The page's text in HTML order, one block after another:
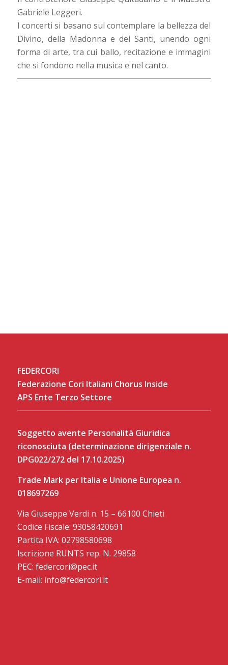
Gabriele Leggeri.
I concerti si basano sul contemplare la bellezza del
Divino, della Madonna e dei Santi, unendo ogni
forma di arte, tra cui ballo, recitazione e immagini
che si fondono nella musica e nel canto.
FEDERCORI
Federazione Cori Italiani Chorus Inside
APS Ente Terzo Settore
Soggetto avente Personalità Giuridica
riconosciuta (determinazione dirigenziale n.
DPG022/272 del 17.10.2025)
Trade Mark per Italia e Unione Europea n.
018697269
Via Giuseppe Verdi n. 15 – 66100 Chieti
Codice Fiscale: 93058420691
Partita IVA: 02798580698
Iscrizione RUNTS rep. N. 29858
PEC: federcori@pec.it
E-mail: info@federcori.it